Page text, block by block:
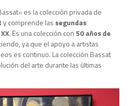
es la colección privada de
y comprende las segundas
. Es una colección con50 años de
ya que el apoyo a artistas
es continuo. La colección Bassat
del arte durante las últimas